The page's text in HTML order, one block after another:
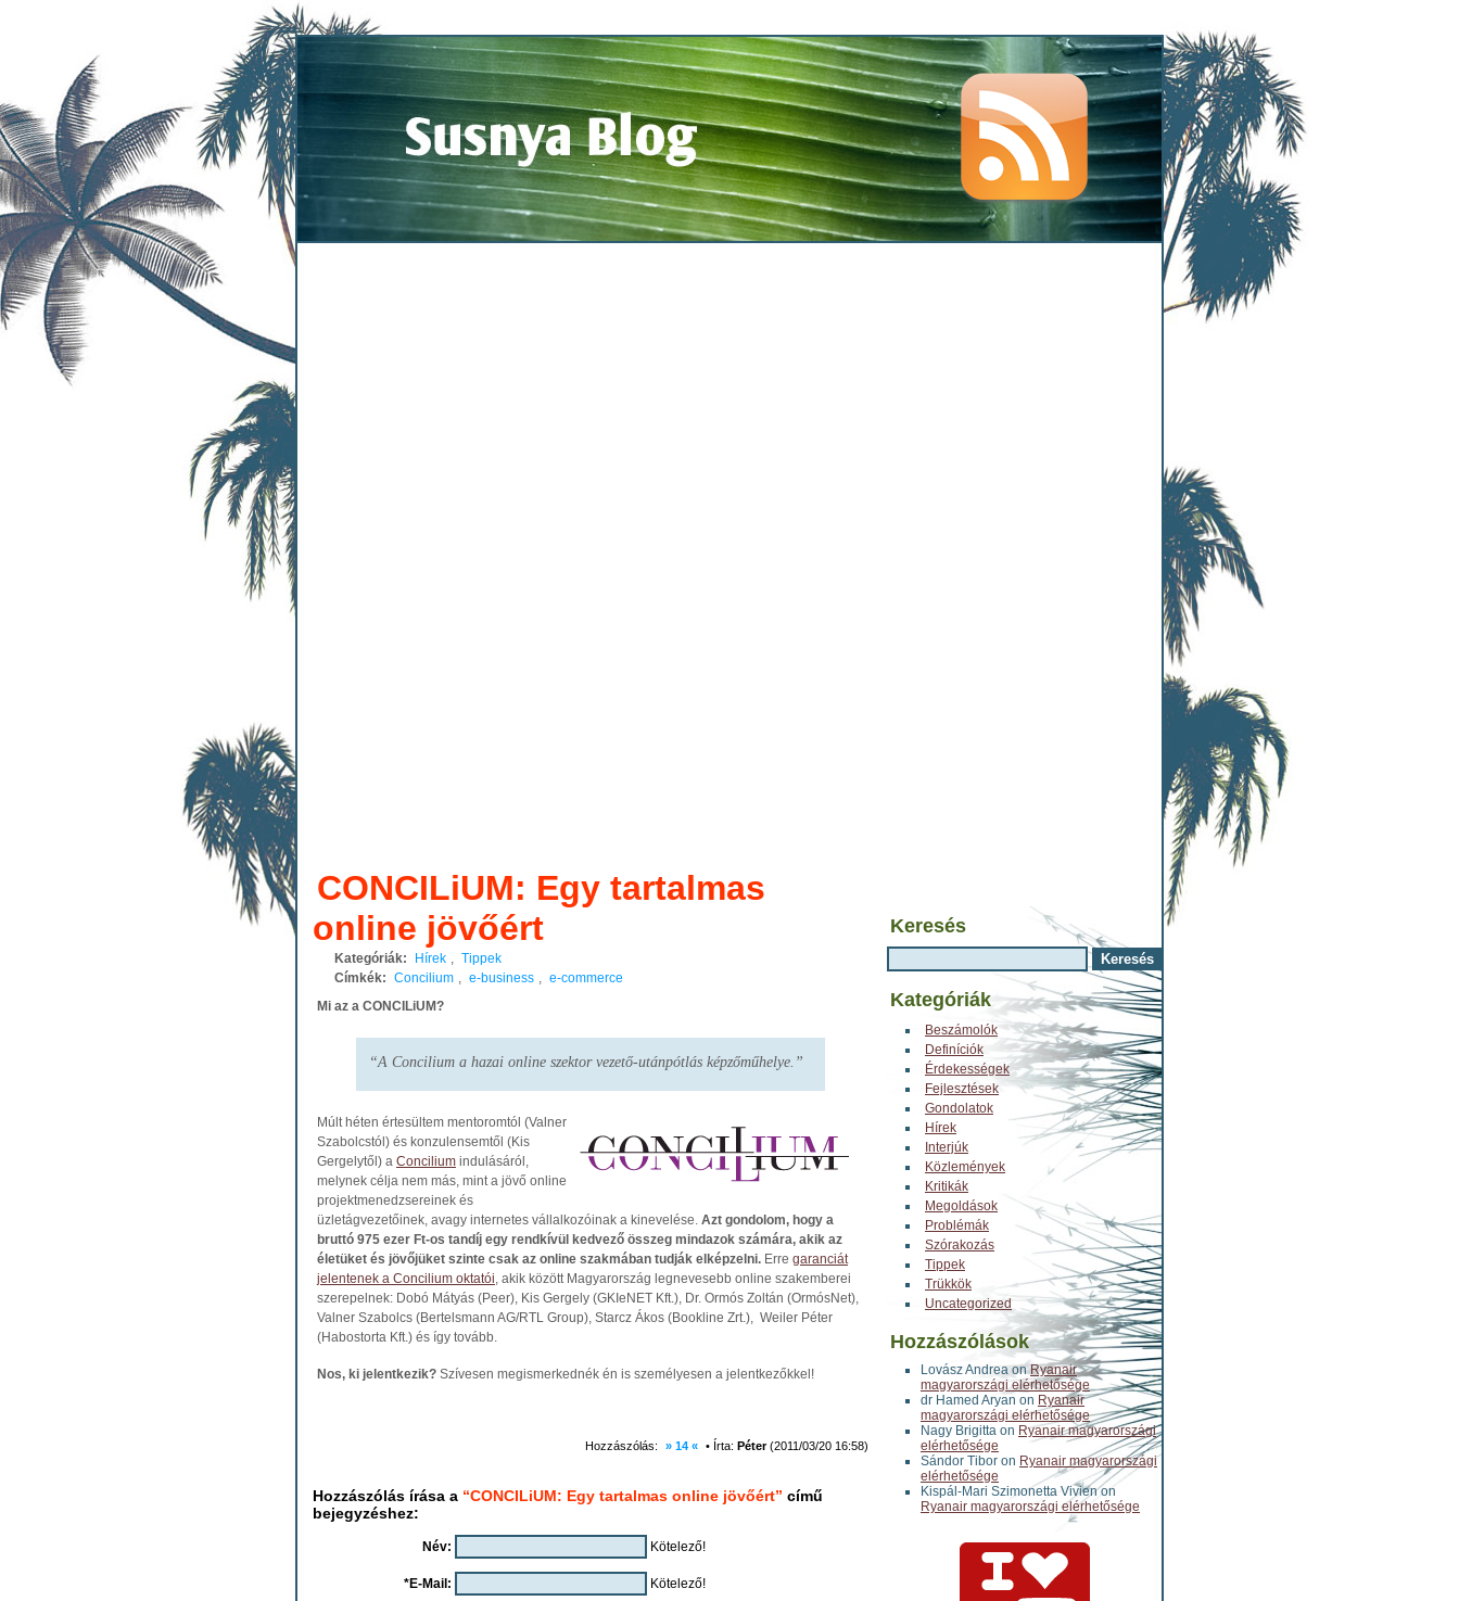
CONCILiUM: Egy tartalmas
online jövőért
Kategóriák: Hírek , Tippek
Címkék: Concilium , e-business , e-commerce
Mi az a CONCILiUM?
“A Concilium a hazai online szektor vezető-utánpótlás képzőműhelye.”
Múlt héten értesültem mentoromtól (Valner
Szabolcstól) és konzulensemtől (Kis
Gergelytől) a Concilium indulásáról,
melynek célja nem más, mint a jövő online
projektmenedzsereinek és
üzletágvezetőinek, avagy internetes vállalkozóinak a kinevelése. Azt gondolom, hogy a
bruttó 975 ezer Ft-os tandíj egy rendkívül kedvező összeg mindazok számára, akik az
életüket és jövőjüket szinte csak az online szakmában tudják elképzelni. Erre garanciát
jelentenek a Concilium oktatói, akik között Magyarország legnevesebb online szakemberei
szerepelnek: Dobó Mátyás (Peer), Kis Gergely (GKIeNET Kft.), Dr. Ormós Zoltán (OrmósNet),
Valner Szabolcs (Bertelsmann AG/RTL Group), Starcz Ákos (Bookline Zrt.), Weiler Péter
(Habostorta Kft.) és így tovább.
Nos, ki jelentkezik? Szívesen megismerkednék én is személyesen a jelentkezőkkel!
Hozzászólás: » 14 « • Írta: Péter(2011/03/20 16:58)
Hozzászólás írása a “CONCILiUM: Egy tartalmas online jövőért” című
bejegyzéshez:
Név: Kötelező!
*E-Mail: Kötelező!
Keresés
Kategóriák
Beszámolók
Definíciók
Érdekességek
Fejlesztések
Gondolatok
Hírek
Interjúk
Közlemények
Kritikák
Megoldások
Problémák
Szórakozás
Tippek
Trükkök
Uncategorized
Hozzászólások
Lovász Andrea onRyanair
magyarországi elérhetősége
dr Hamed Aryan on Ryanair
magyarországi elérhetősége
Nagy Brigitta on Ryanair magyarországi
elérhetősége
Sándor Tibor on Ryanair magyarországi
elérhetősége
Kispál-Mari Szimonetta Vivienon
Ryanair magyarországi elérhetősége